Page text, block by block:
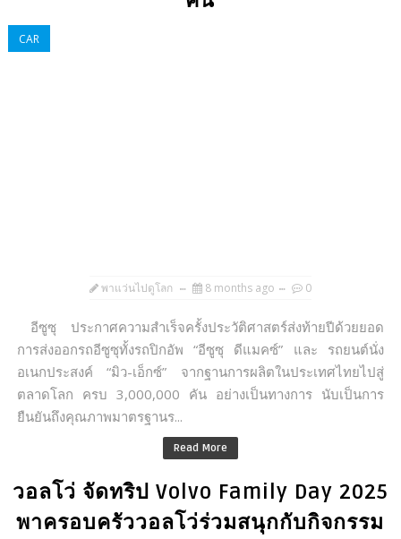
CAR
พาแว่นไปดูโลก 8 months ago 0
อีซูซุ ประกาศความสำเร็จครั้งประวัติศาสตร์ส่งท้ายปีด้วยยอด
การส่งออกรถอีซูซุทั้งรถปิกอัพ “อีซูซุ ดีแมคซ์” และ รถยนต์นั่ง
อเนกประสงค์ “มิว-เอ็กซ์” จากฐานการผลิตในประเทศไทยไปสู่
ตลาดโลก ครบ 3,000,000 คัน อย่างเป็นทางการ นับเป็นการ
ยืนยันถึงคุณภาพมาตรฐานร...
Read More
วอลโว่ จัดทริป Volvo Family Day 2025
พาครอบครัววอลโว่ร่วมสนุกกับกิจกรรม